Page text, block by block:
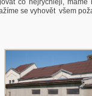
co nejrychleji,
se vyhovět všem